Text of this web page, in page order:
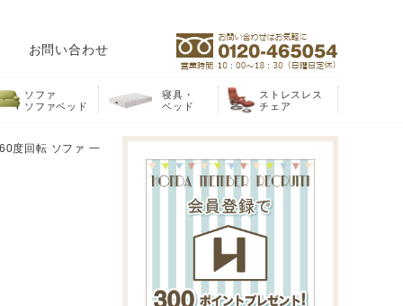
お問い合わせ
ソファ
ソファベッド
寝具・
ベッド
ストレスレス
チェア
度回転 ソファ 一